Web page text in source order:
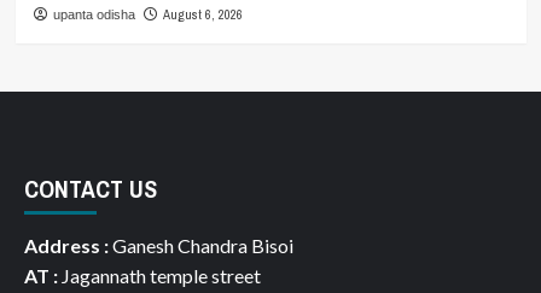
upanta odisha August 6, 2026
CONTACT US
Address :Ganesh Chandra Bisoi
AT : Jagannath temple street